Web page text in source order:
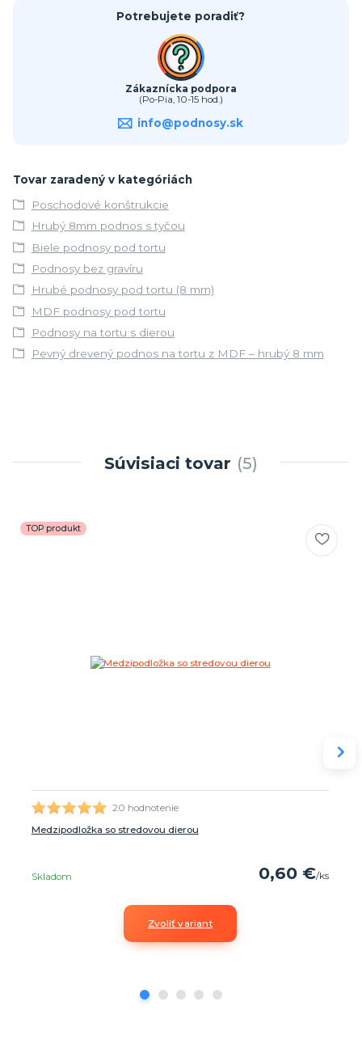
Potrebujete poradiť?
Zákaznícka podpora
(Po-Pia, 10-15 hod.)
info@podnosy.sk
Tovar zaradený v kategóriách
Poschodové konštrukcie
Hrubý 8mm podnos s tyčou
Biele podnosy pod tortu
Podnosy bez gravíru
Hrubé podnosy pod tortu (8 mm)
MDF podnosy pod tortu
Podnosy na tortu s dierou
Pevný drevený podnos na tortu z MDF – hrubý 8 mm
Súvisiaci tovar 5
TOP produkt
20 hodnotenie
Medzipodložka so stredovou dierou
0,60 €/ks
Skladom
Zvoliť variant